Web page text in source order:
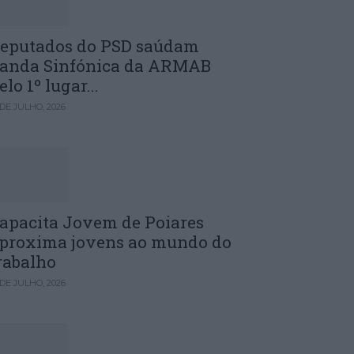
do PSD saúdam
Sinfónica da ARMAB
1º lugar...
JULHO, 2026
Jovem de Poiares
jovens ao mundo do
JULHO, 2026